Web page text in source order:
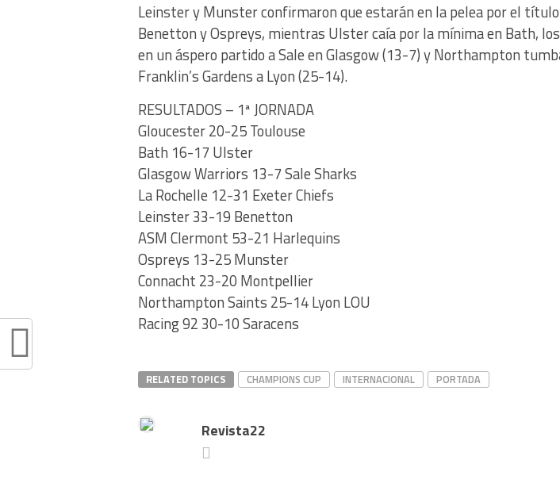
Leinster y Munster confirmaron que estarán en la pelea por el
Benetton y Ospreys, mientras Ulster caía por la mínima en Bath,
en un áspero partido a Sale en Glasgow (13-7) y Northampton
Franklin’s Gardens a Lyon (25-14).
RESULTADOS – 1ª JORNADA
Gloucester 20-25 Toulouse
Bath 16-17 Ulster
Glasgow Warriors 13-7 Sale Sharks
La Rochelle 12-31 Exeter Chiefs
Leinster 33-19 Benetton
ASM Clermont 53-21 Harlequins
Ospreys 13-25 Munster
Connacht 23-20 Montpellier
Northampton Saints 25-14 Lyon LOU
Racing 92 30-10 Saracens
RELATED TOPICS CHAMPIONS CUP INTERNACIONAL PORTADA
Revista22